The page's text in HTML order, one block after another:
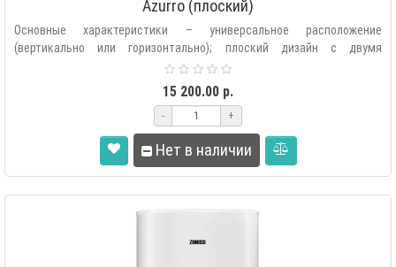
Azurro (плоский)
Основные характеристики – универсальное расположение
(вертикально или горизонтально); плоский дизайн с двумя
внутренними баками «Doubl..
15 200.00 р.
- +
Нет в наличии